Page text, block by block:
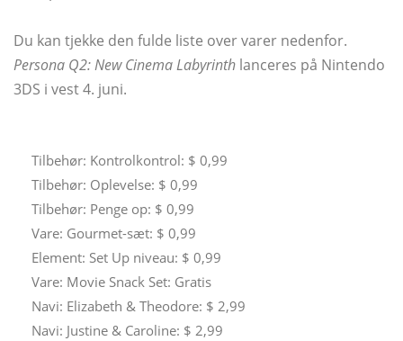
Du kan tjekke den fulde liste over varer nedenfor.
Persona Q2: New Cinema Labyrinth lanceres på Nintendo
3DS i vest 4. juni.
Tilbehør: Kontrolkontrol: $ 0,99
Tilbehør: Oplevelse: $ 0,99
Tilbehør: Penge op: $ 0,99
Vare: Gourmet-sæt: $ 0,99
Element: Set Up niveau: $ 0,99
Vare: Movie Snack Set: Gratis
Navi: Elizabeth & Theodore: $ 2,99
Navi: Justine & Caroline: $ 2,99